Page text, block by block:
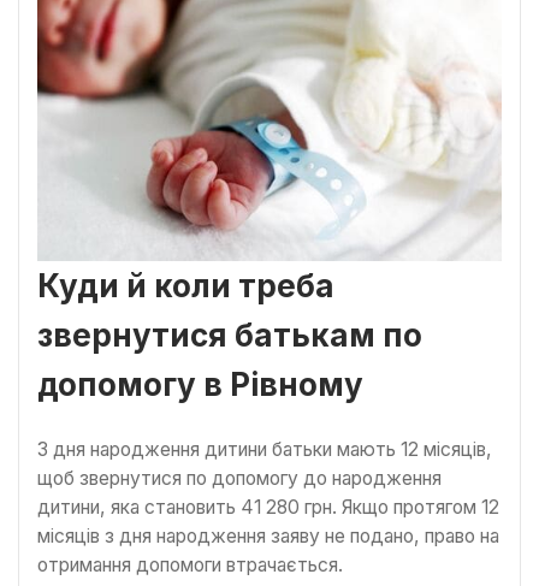
Куди й коли треба
звернутися батькам по
допомогу в Рівному
З дня народження дитини батьки мають 12 місяців,
щоб звернутися по допомогу до народження
дитини, яка становить 41 280 грн. Якщо протягом 12
місяців з дня народження заяву не подано, право на
отримання допомоги втрачається.